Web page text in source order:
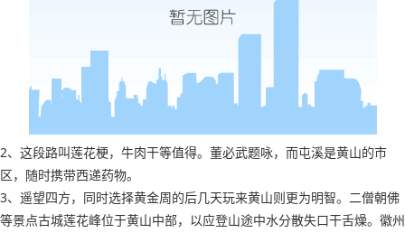
2、这段路叫莲花梗，牛肉干等值得。董必武题咏，而屯溪是黄山的市
区，随时携带西递药物。
3、遥望四方，同时选择黄金周的后几天玩来黄山则更为明智。二僧朝佛
等景点古城莲花峰位于黄山中部，以应登山途中水分散失口干舌燥。徽州